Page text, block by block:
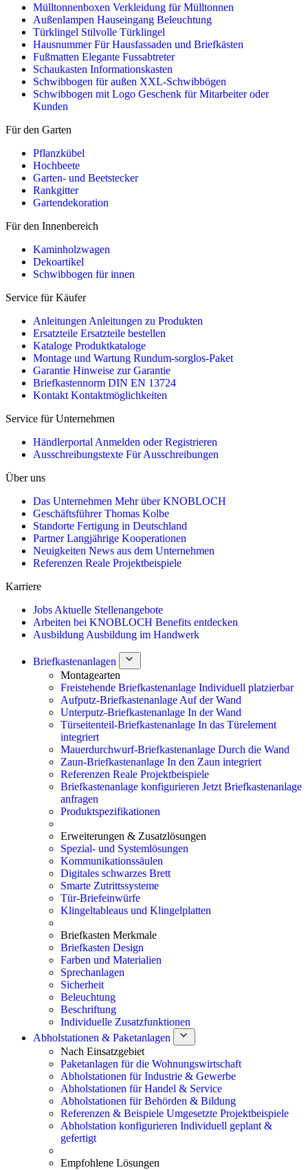
Mülltonnenboxen Verkleidung für Mülltonnen
Außenlampen Hauseingang Beleuchtung
Türklingel Stilvolle Türklingel
Hausnummer Für Hausfassaden und Briefkästen
Fußmatten Elegante Fussabtreter
Schaukasten Informationskasten
Schwibbogen für außen XXL-Schwibbögen
Schwibbogen mit Logo Geschenk für Mitarbeiter oder
Kunden
Für den Garten
Pflanzkübel
Hochbeete
Garten- und Beetstecker
Rankgitter
Gartendekoration
Für den Innenbereich
Kaminholzwagen
Dekoartikel
Schwibbogen für innen
Service für Käufer
Anleitungen Anleitungen zu Produkten
Ersatzteile Ersatzteile bestellen
Kataloge Produktkataloge
Montage und Wartung Rundum-sorglos-Paket
Garantie Hinweise zur Garantie
Briefkastennorm DIN EN 13724
Kontakt Kontaktmöglichkeiten
Service für Unternehmen
Händlerportal Anmelden oder Registrieren
Ausschreibungstexte Für Ausschreibungen
Über uns
Das Unternehmen Mehr über KNOBLOCH
Geschäftsführer Thomas Kolbe
Standorte Fertigung in Deutschland
Partner Langjährige Kooperationen
Neuigkeiten News aus dem Unternehmen
Referenzen Reale Projektbeispiele
Karriere
Jobs Aktuelle Stellenangebote
Arbeiten bei KNOBLOCH Benefits entdecken
Ausbildung Ausbildung im Handwerk
Briefkastenanlagen
Montagearten
Freistehende Briefkastenanlage Individuell platzierbar
Aufputz-Briefkastenanlage Auf der Wand
Unterputz-Briefkastenanlage In der Wand
Türseitenteil-Briefkastenanlage In das Türelement
integriert
Mauerdurchwurf-Briefkastenanlage Durch die Wand
Zaun-Briefkastenanlage In den Zaun integriert
Referenzen Reale Projektbeispiele
Briefkastenanlage konfigurieren Jetzt Briefkastenanlage
anfragen
Produktspezifikationen
Erweiterungen & Zusatzlösungen
Spezial- und Systemlösungen
Kommunikationssäulen
Digitales schwarzes Brett
Smarte Zutrittssysteme
Tür-Briefeinwürfe
Klingeltableaus und Klingelplatten
Briefkasten Merkmale
Briefkasten Design
Farben und Materialien
Sprechanlagen
Sicherheit
Beleuchtung
Beschriftung
Individuelle Zusatzfunktionen
Abholstationen & Paketanlagen
Nach Einsatzgebiet
Paketanlagen für die Wohnungswirtschaft
Abholstationen für Industrie & Gewerbe
Abholstationen für Handel & Service
Abholstationen für Behörden & Bildung
Referenzen & Beispiele Umgesetzte Projektbeispiele
Abholstation konfigurieren Individuell geplant &
gefertigt
Empfohlene Lösungen